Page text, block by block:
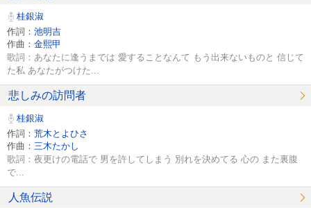
桂銀淑
作詞： 池明吉
作曲： 金熙甲
歌詞：あなたに逢うまでは 愛することなんて もう出来ないものと 信じて
た私 あなたがつけた...
悲しみの訪問者
桂銀淑
作詞： 荒木とよひさ
作曲： 三木たかし
歌詞：夜更けの電話で 男を許してしまう 別れを決めてる 心の また裏腹
で...
人魚伝説